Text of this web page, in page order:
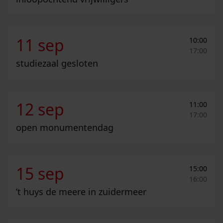
11 sep
10:00
17:00
studiezaal gesloten
12 sep
11:00
17:00
open monumentendag
15 sep
15:00
16:00
’t huys de meere in zuidermeer